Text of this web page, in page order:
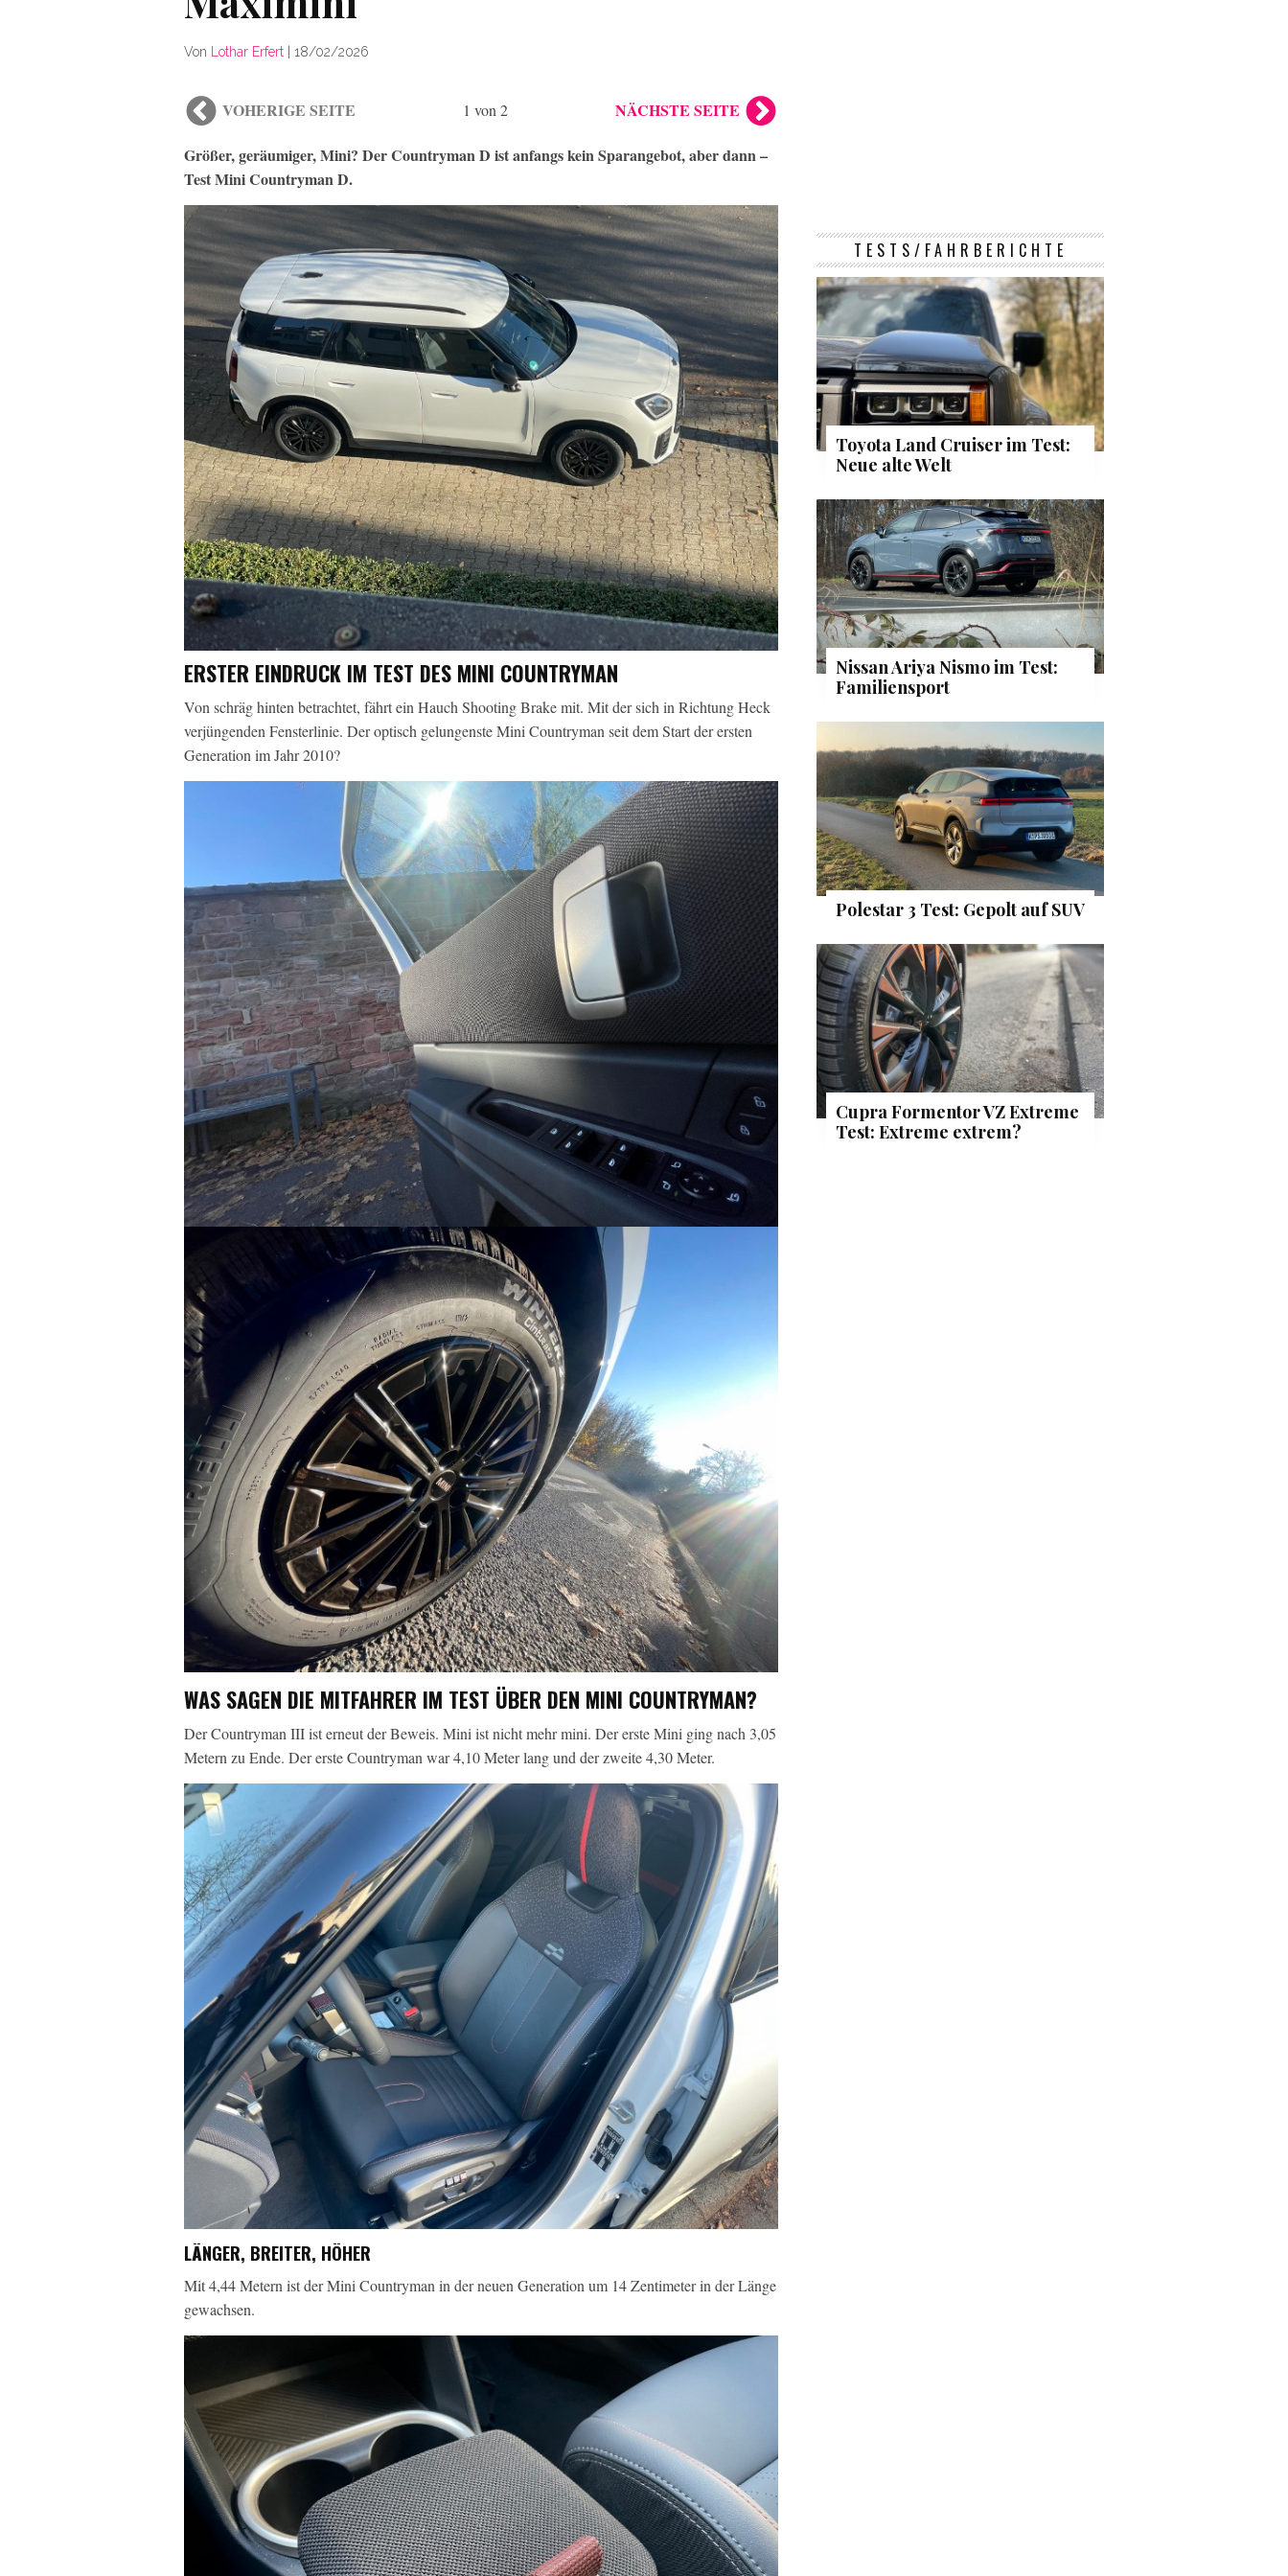
Von Lothar Erfert 18/02/2026
VOHERIGE SEITE 1 von 2 NÄCHSTE SEITE
Größer, geräumiger, Mini? Der Countryman D ist anfangs kein Sparangebot, aber dann –
Test Mini Countryman D.
ERSTER EINDRUCK IM TEST DES MINI COUNTRYMAN
Von schräg hinten betrachtet, fährt ein Hauch Shooting Brake mit. Mit der sich in Richtung Heck
verjüngenden Fensterlinie. Der optisch gelungenste Mini Countryman seit dem Start der ersten
Generation im Jahr 2010?
WAS SAGEN DIE MITFAHRER IM TEST ÜBER DEN MINI COUNTRYMAN?
Der Countryman III ist erneut der Beweis. Mini ist nicht mehr mini. Der erste Mini ging nach 3,05
Metern zu Ende. Der erste Countryman war 4,10 Meter lang und der zweite 4,30 Meter.
LÄNGER, BREITER, HÖHER
Mit 4,44 Metern ist der Mini Countryman in der neuen Generation um 14 Zentimeter in der Länge
gewachsen.
TESTS/FAHRBERICHTE
Toyota Land Cruiser im Test:
Neue alte Welt
Nissan Ariya Nismo im Test:
Familiensport
Polestar 3 Test: Gepolt auf SUV
Cupra Formentor VZ Extreme
Test: Extreme extrem?